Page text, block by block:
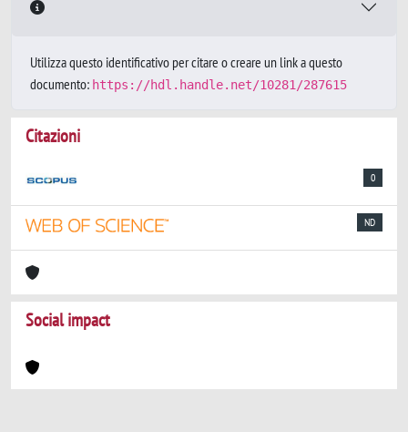
Utilizza questo identificativo per citare o creare un link a questo
documento: https://hdl.handle.net/10281/287615
Citazioni
0
ND
Social impact